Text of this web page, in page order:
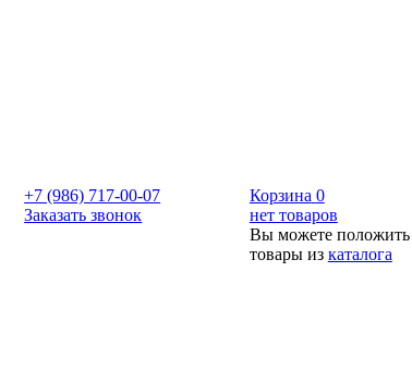
+7 (986) 717-00-07
Заказать звонок
Корзина 0
нет товаров
Вы можете положить
товары из каталога